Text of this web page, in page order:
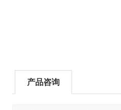
产品咨询